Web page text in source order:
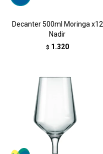
Decanter 500ml Moringa x12
Nadir
$ 1.320